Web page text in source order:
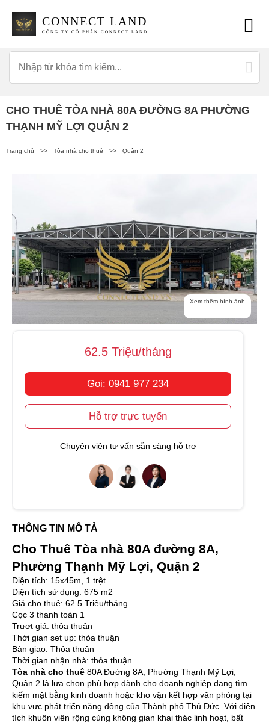
CONNECT LAND
CÔNG TY CỔ PHẦN CONNECT LAND
CHO THUÊ TÒA NHÀ 80A ĐƯỜNG 8A PHƯỜNG
THẠNH MỸ LỢI QUẬN 2
Trang chủ >> Tòa nhà cho thuê >> Quận 2
Xem thêm hình ảnh
62.5 Triệu/tháng
Gọi: 0941 977 234
Hỗ trợ trực tuyến
Chuyên viên tư vấn sẵn sàng hỗ trợ
THÔNG TIN MÔ TẢ
Cho Thuê Tòa nhà 80A đường 8A,
Phường Thạnh Mỹ Lợi, Quận 2
Diện tích: 15x45m, 1 trệt
Diện tích sử dụng: 675 m2
Giá cho thuê: 62.5 Triệu/tháng
Cọc 3 thanh toán 1
Trượt giá: thỏa thuận
Thời gian set up: thỏa thuận
Bàn giao: Thỏa thuận
Thời gian nhận nhà: thỏa thuận
Tòa nhà cho thuê 80A Đường 8A, Phường Thạnh Mỹ Lợi,
Quận 2 là lựa chọn phù hợp dành cho doanh nghiệp đang tìm
kiếm mặt bằng kinh doanh hoặc kho vận kết hợp văn phòng tại
khu vực phát triển năng động của Thành phố Thủ Đức. Với diện
tích khuôn viên rộng cùng không gian khai thác linh hoạt, bất